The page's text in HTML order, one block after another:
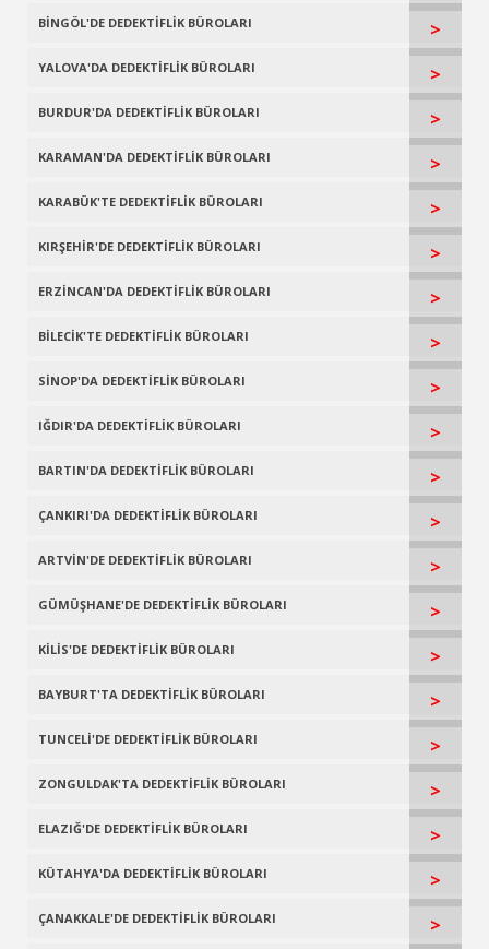
BİNGÖL'DE DEDEKTİFLİK BÜROLARI >
YALOVA'DA DEDEKTİFLİK BÜROLARI >
BURDUR'DA DEDEKTİFLİK BÜROLARI >
KARAMAN'DA DEDEKTİFLİK BÜROLARI >
KARABÜK'TE DEDEKTİFLİK BÜROLARI >
KIRŞEHİR'DE DEDEKTİFLİK BÜROLARI >
ERZİNCAN'DA DEDEKTİFLİK BÜROLARI >
BİLECİK'TE DEDEKTİFLİK BÜROLARI >
SİNOP'DA DEDEKTİFLİK BÜROLARI >
IĞDIR'DA DEDEKTİFLİK BÜROLARI >
BARTIN'DA DEDEKTİFLİK BÜROLARI >
ÇANKIRI'DA DEDEKTİFLİK BÜROLARI >
ARTVİN'DE DEDEKTİFLİK BÜROLARI >
GÜMÜŞHANE'DE DEDEKTİFLİK BÜROLARI >
KİLİS'DE DEDEKTİFLİK BÜROLARI >
BAYBURT'TA DEDEKTİFLİK BÜROLARI >
TUNCELİ'DE DEDEKTİFLİK BÜROLARI >
ZONGULDAK'TA DEDEKTİFLİK BÜROLARI >
ELAZIĞ'DE DEDEKTİFLİK BÜROLARI >
KÜTAHYA'DA DEDEKTİFLİK BÜROLARI >
ÇANAKKALE'DE DEDEKTİFLİK BÜROLARI >